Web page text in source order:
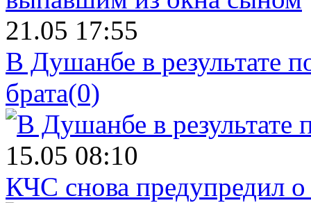
21.05 17:55
В Душанбе в результате
брата(0)
15.05 08:10
КЧС снова предупредил